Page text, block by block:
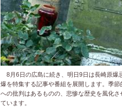
8月6日の広島に続き、明日9日は長崎原爆
爆を特集する記事や番組を展開します。季
への批判はあるものの、悲惨な歴史を風化
ています。